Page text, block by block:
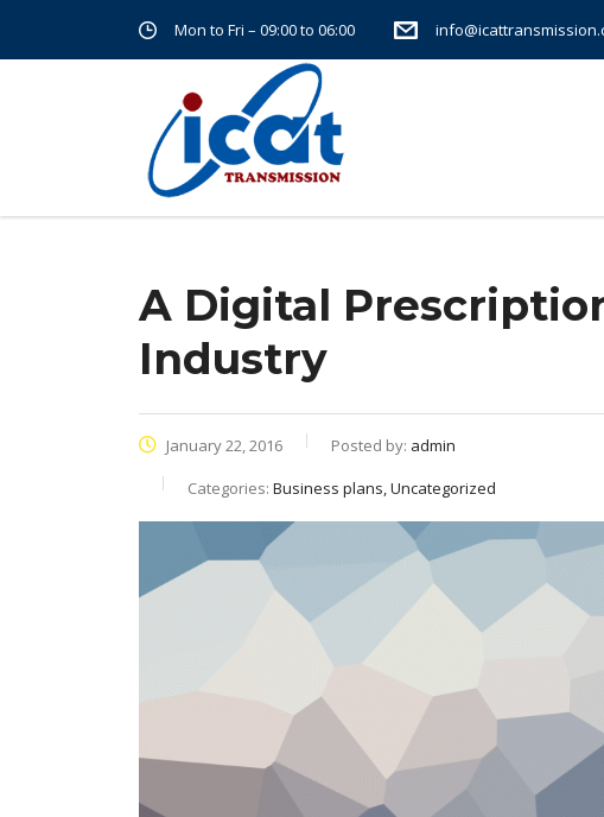
Mon to Fri – 09:00 to 06:00
A Digital
Industry
January 22, 2016 Posted by: admin
Categories: Business plans, Uncategorized